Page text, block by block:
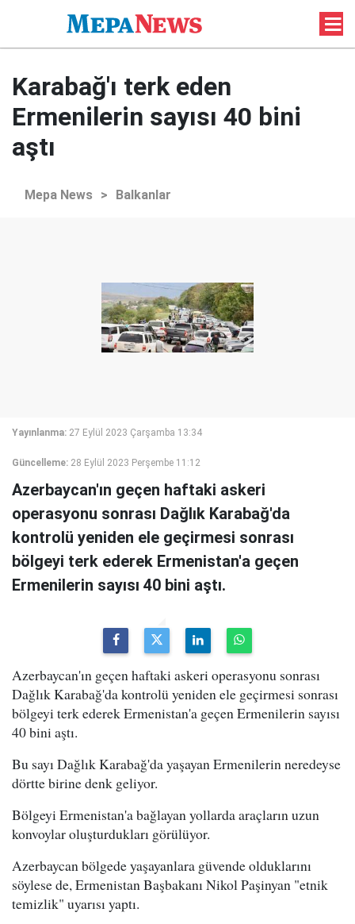
Karabağ'ı terk eden
Ermenilerin sayısı 40 bini
aştı
Mepa News > Balkanlar
Yayınlanma: 27 Eylül 2023 Çarşamba 13:34
Güncelleme: 28 Eylül 2023 Perşembe 11:12
Azerbaycan'ın geçen haftaki askeri
operasyonu sonrası Dağlık Karabağ'da
kontrolü yeniden ele geçirmesi sonrası
bölgeyi terk ederek Ermenistan'a geçen
Ermenilerin sayısı 40 bini aştı.
Azerbaycan'ın geçen haftaki askeri operasyonu sonrası
Dağlık Karabağ'da kontrolü yeniden ele geçirmesi sonrası
bölgeyi terk ederek Ermenistan'a geçen Ermenilerin sayısı
40 bini aştı.
Bu sayı Dağlık Karabağ'da yaşayan Ermenilerin neredeyse
dörtte birine denk geliyor.
Bölgeyi Ermenistan'a bağlayan yollarda araçların uzun
konvoylar oluşturdukları görülüyor.
Azerbaycan bölgede yaşayanlara güvende olduklarını
söylese de, Ermenistan Başbakanı Nikol Paşinyan "etnik
temizlik" uyarısı yaptı.